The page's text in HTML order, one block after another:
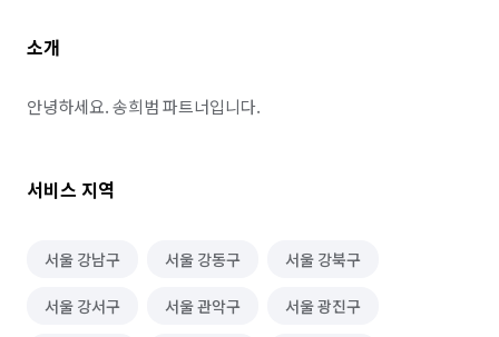
소개
안녕하세요. 송희범 파트너입니다.
서비스 지역
서울 강남구 서울 강동구 서울 강북구
서울 강서구 서울 관악구 서울 광진구